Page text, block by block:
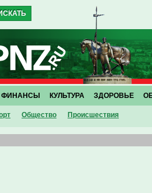
Общество Проиcшествия
ФИНАНСЫ КУЛЬТУРА ЗДОРОВЬЕ